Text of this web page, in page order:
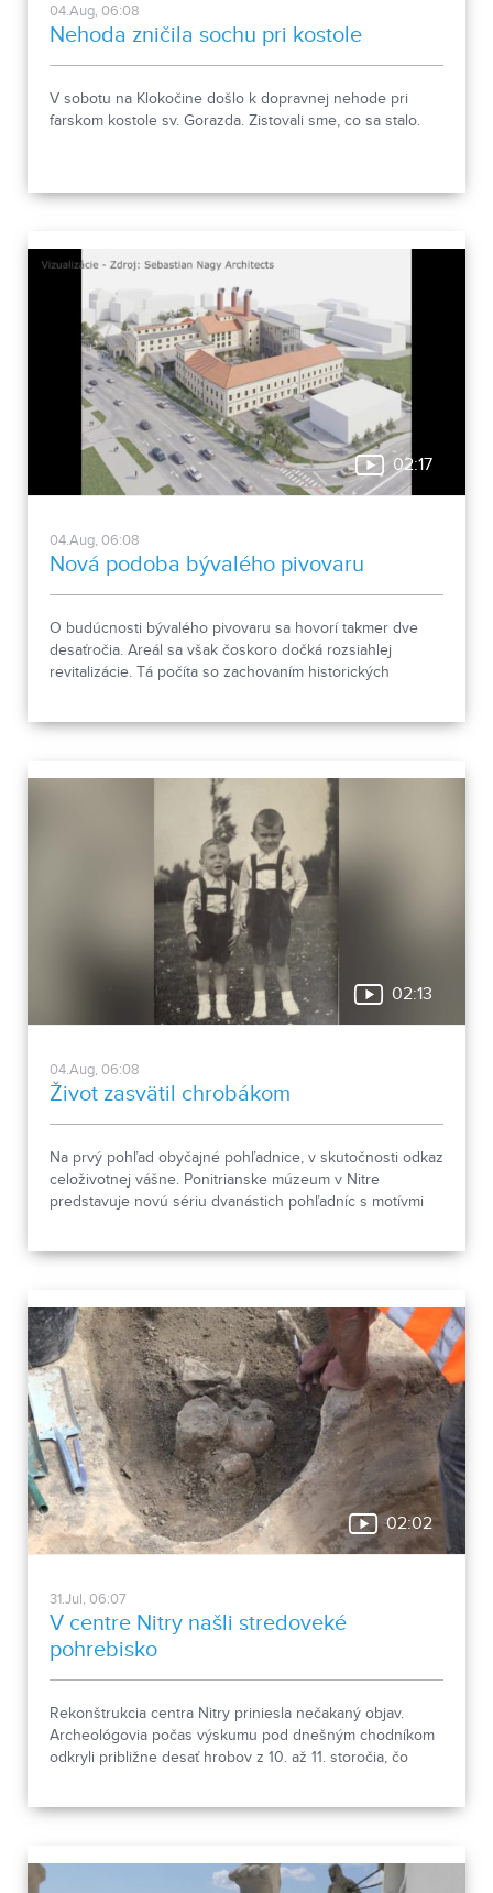
04.Aug, 06:08
Nehoda zničila sochu pri kostole
V sobotu na Klokočine došlo k dopravnej nehode pri
farskom kostole sv. Gorazda. Zistovali sme, co sa stalo.
02:17
04.Aug, 06:08
Nová podoba bývalého pivovaru
O budúcnosti bývalého pivovaru sa hovorí takmer dve
desaťročia. Areál sa však čoskoro dočká rozsiahlej
revitalizácie. Tá počíta so zachovaním historických
02:13
04.Aug, 06:08
Život zasvätil chrobákom
Na prvý pohľad obyčajné pohľadnice, v skutočnosti odkaz
celoživotnej vášne. Ponitrianske múzeum v Nitre
predstavuje novú sériu dvanástich pohľadníc s motívmi
odchode.
02:02
31.Jul, 06:07
V centre Nitry našli stredoveké
pohrebisko
Rekonštrukcia centra Nitry priniesla nečakaný objav.
Archeológovia počas výskumu pod dnešným chodníkom
odkryli približne desať hrobov z 10. až 11. storočia, čo